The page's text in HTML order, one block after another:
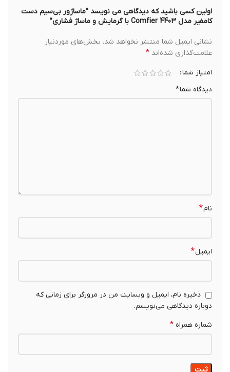
اولین کسی باشید که دیدگاهی می نویسد “ماساژور بی‌سیم دست
کامفیر مدل Comfier 4403 با گرمایش و ماساژ فشاری”
نشانی ایمیل شما منتشر نخواهد شد. بخش‌های موردنیاز
علامت‌گذاری شده‌اند*
امتیاز شما
دیدگاه شما*
ایمیل*
ذخیره نام، ایمیل و وبسایت من در مرورگر برای زمانی که
دوباره دیدگاهی می‌نویسم.
شماره همراه*